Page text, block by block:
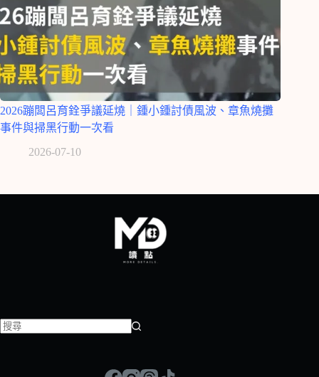
2026蹦闆呂育銓爭議延燒｜鍾小鍾討債風波、章魚燒攤
事件與掃黑行動一次看
2026-07-10